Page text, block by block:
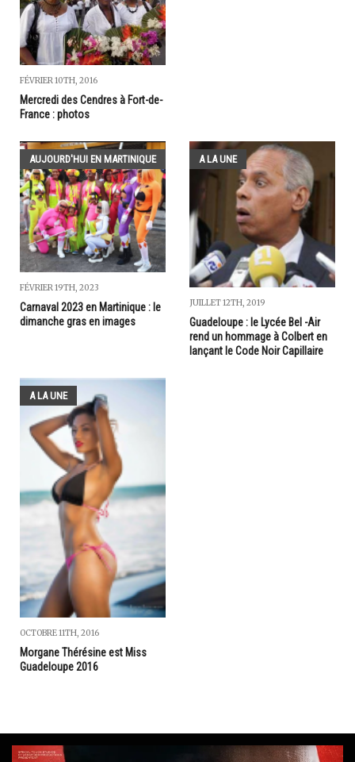
FÉVRIER 10TH, 2016
Mercredi des Cendres à Fort-de-
France : photos
AUJOURD'HUI EN MARTINIQUE
FÉVRIER 19TH, 2023
Carnaval 2023 en Martinique : le
dimanche gras en images
A LA UNE
JUILLET 12TH, 2019
Guadeloupe : le Lycée Bel -Air
rend un hommage à Colbert en
lançant le Code Noir Capillaire
A LA UNE
OCTOBRE 11TH, 2016
Morgane Thérésine est Miss
Guadeloupe 2016